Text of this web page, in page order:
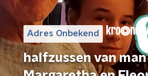
Adres Onbekend
halfzussen van